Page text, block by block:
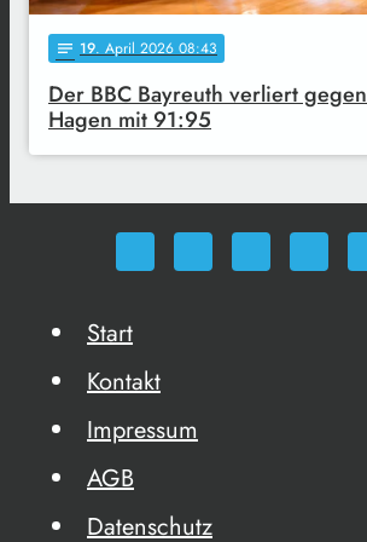
notes 19. April 2026 08:43
Der BBC Bayreuth verliert
Hagen mit 91:95
Start
Kontakt
Impressum
AGB
Datenschutz